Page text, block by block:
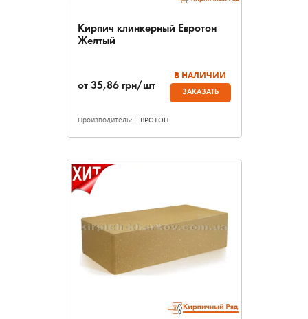
Кирпич клинкерный Евротон
Желтый
от 35,86 грн/шт
В НАЛИЧИИ
ЗАКАЗАТЬ
Производитель: ЕВРОТОН